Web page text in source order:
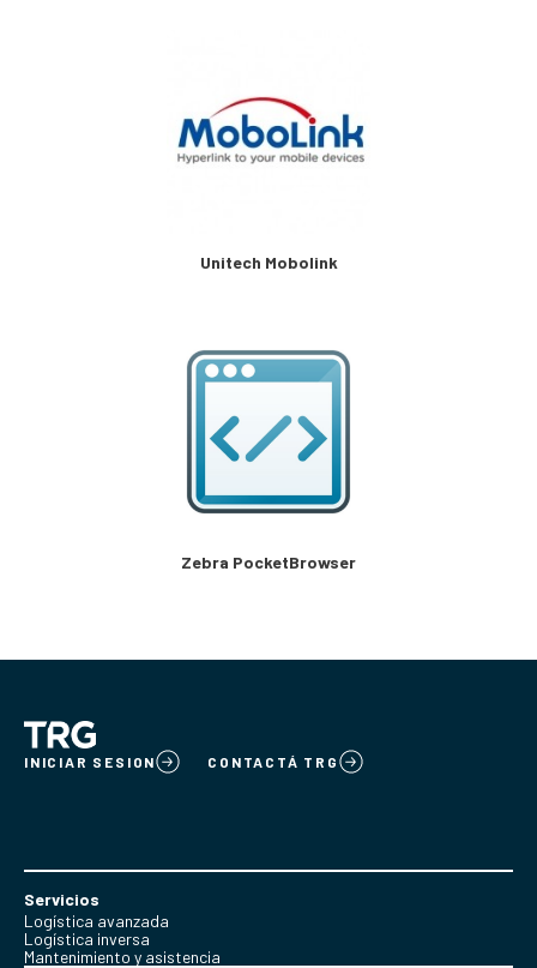
Unitech Mobolink
Zebra PocketBrowser
INICIAR SESION CONTACTÁ TRG
Servicios
Logística avanzada
Logística inversa
Mantenimiento y asistencia